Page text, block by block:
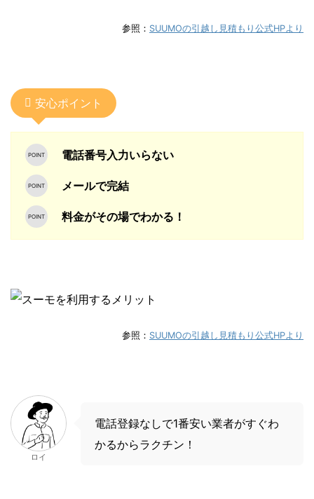
参照： SUUMOの引越し見積もり公式HPより
安心ポイント
電話番号入力いらない
メールで完結
料金がその場でわかる！
参照： SUUMOの引越し見積もり公式HPより
ロイ
電話登録なしで1番安い業者がすぐわ
かるからラクチン！